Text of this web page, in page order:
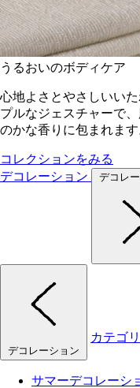
うるおいのボディケア
心地よさとやさしいい
プルなジェスチャーで
のかな香りに包まれます
コレクションをみる
デコレーション
デコレ
デコレーション
カテゴ
サマーデコレーシ